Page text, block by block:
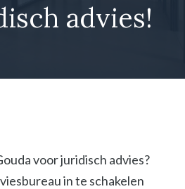
advies!
voor juridisch advies?
in te schakelen